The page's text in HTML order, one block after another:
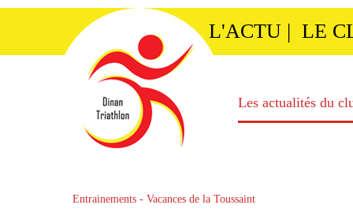
L'ACTU | LE
Les actualités du
Entrainements - Vacances de la Toussaint